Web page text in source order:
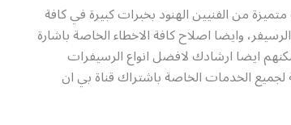
من الفنيين الهنود بخبرات كبيرة في كافة
وايضا اصلاح كافة الاخطاء الخاصة باشارة
ايضا ارشادك لافضل انواع الرسيفرات
الخدمات الخاصة باشتراك قناة بي ان